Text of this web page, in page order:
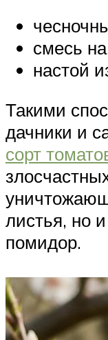
смесь
настой
Такими
дачники и
сорт
листья, но
помидор.